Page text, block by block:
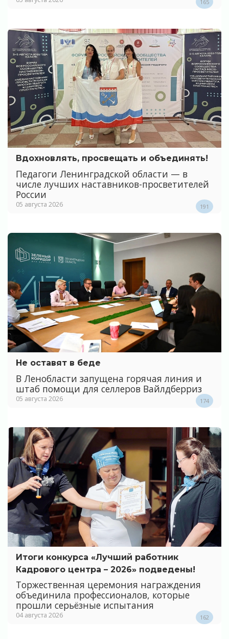
165
Вдохновлять, просвещать и объединять!
Педагоги Ленинградской области — в
числе лучших наставников-просветителей
России
05 августа 2026 191
Не оставят в беде
В Ленобласти запущена горячая линия и
штаб помощи для селлеров Вайлдберриз
05 августа 2026 174
Итоги конкурса «Лучший работник
Кадрового центра – 2026» подведены!
Торжественная церемония награждения
объединила профессионалов, которые
прошли серьёзные испытания
04 августа 2026 162